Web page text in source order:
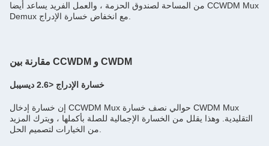
من المساحة لصندوق الحزمة ، والعمل الفريد يساعد أيضا CCWDM Mux
مقارنة بين CCWDM و CWDM
خسارة الإدراج <2.6 ديسيبل
إن خسارة إدخال CCWDM Mux حوالي نصف خسارة CWDM Mux
التقليدية. وهذا يقلل من الخسارة الإجمالية للصلة بأكملها ، ويترك المزيد